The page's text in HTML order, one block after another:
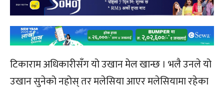
टिकाराम अधिकारीसँग यो उखान मेल खान्छ । भलै उनले यो
उखान सुनेको नहोस् तर मलेसिया आएर मलेसियामा रहेका